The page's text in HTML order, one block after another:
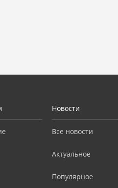
Новости
Все новости
Актуальное
Популярное